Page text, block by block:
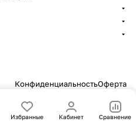
Избранные Кабинет Сравнение
КонфиденциальностьОферта